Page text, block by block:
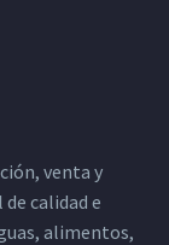
venta y
calidad e
alimentos,